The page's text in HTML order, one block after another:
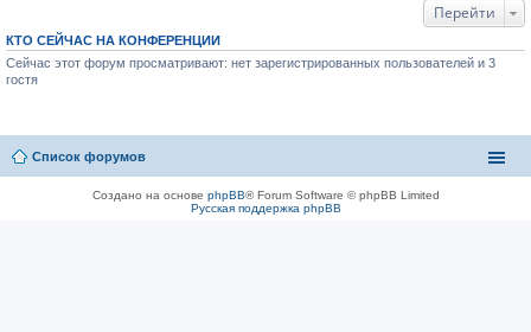
Перейти
КТО СЕЙЧАС НА КОНФЕРЕНЦИИ
Сейчас этот форум просматривают: нет зарегистрированных пользователей и 3
гостя
Список форумов
Создано на основе phpBB® Forum Software © phpBB Limited
Русская поддержка phpBB